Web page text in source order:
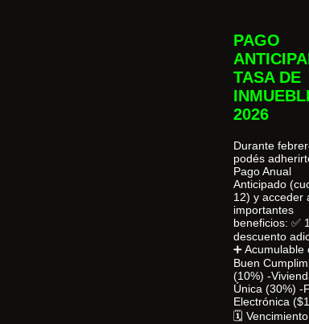
PAGO
TASA DE
2026
Durante
podés
Pago Anual
Anticipado
12) y acceder
importantes
beneficios: ✅
descuento
➕ Acumulable
Buen
(10%) -
Única (30%) -
Electrónica
🗓